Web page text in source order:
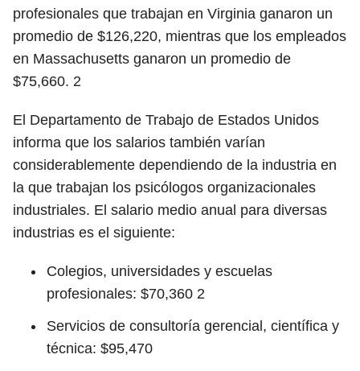
profesionales que trabajan en Virginia ganaron un
promedio de $126,220, mientras que los empleados
en Massachusetts ganaron un promedio de
$75,660. 2
El Departamento de Trabajo de Estados Unidos
informa que los salarios también varían
considerablemente dependiendo de la industria en
la que trabajan los psicólogos organizacionales
industriales. El salario medio anual para diversas
industrias es el siguiente:
Colegios, universidades y escuelas
profesionales: $70,360 2
Servicios de consultoría gerencial, científica y
técnica: $95,470